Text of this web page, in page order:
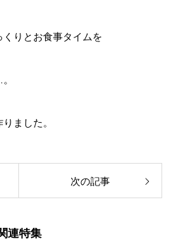
りとお食事タイムを
ました。
次の記事
連特集